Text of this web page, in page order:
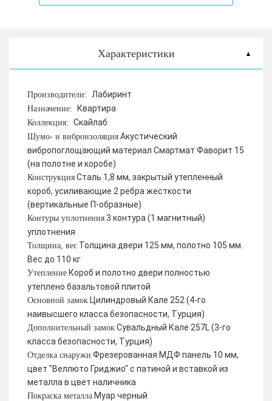
Характеристики
Производители: Лабиринт
Назначение: Квартира
Коллекция: Скайлаб
Шумо- и виброизоляция Акустический
вибропоглощающий материал Смартмат Фаворит 15
(на полотне и коробе)
Конструкция Сталь 1,8 мм, закрытый утепленный
короб, усиливающие 2 ребра жесткости
(вертикальные П-образные)
Контуры уплотнения 3 контура (1 магнитный)
уплотнения
Толщина, вес Толщина двери 125 мм, полотно 105 мм.
Вес до 110 кг
Утепление Короб и полотно двери полностью
утеплено базальтовой плитой
Основной замок Цилиндровый Кале 252 (4-го
наивысшего класса безопасности, Турция)
Дополнительный замок Сувальдный Кале 257L (3-го
класса безопасности, Турция)
Отделка снаружи Фрезерованная МДФ панель 10 мм,
цвет "Веллюто Гриджио" с патиной и вставкой из
металла в цвет наличника
Покраска металла Муар черный